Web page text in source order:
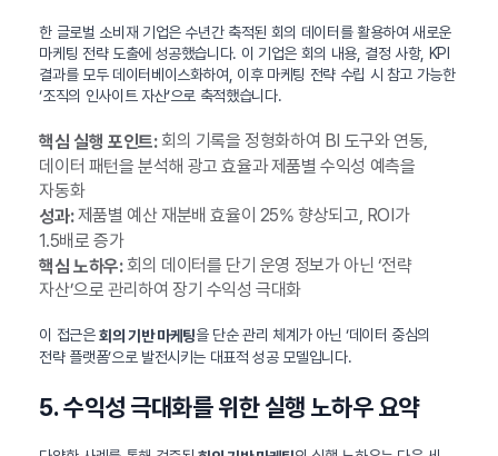
한 글로벌 소비재 기업은 수년간 축적된 회의 데이터를 활용하여 새로운
마케팅 전략 도출에 성공했습니다. 이 기업은 회의 내용, 결정 사항, KPI
결과를 모두 데이터베이스화하여, 이후 마케팅 전략 수립 시 참고 가능한
‘조직의 인사이트 자산’으로 축적했습니다.
핵심 실행 포인트:회의 기록을 정형화하여 BI 도구와 연동,
데이터 패턴을 분석해 광고 효율과 제품별 수익성 예측을
자동화
성과:제품별 예산 재분배 효율이 25% 향상되고, ROI가
1.5배로 증가
핵심 노하우:회의 데이터를 단기 운영 정보가 아닌 ‘전략
자산’으로 관리하여 장기 수익성 극대화
이 접근은회의 기반 마케팅을 단순 관리 체계가 아닌 ‘데이터 중심의
전략 플랫폼’으로 발전시키는 대표적 성공 모델입니다.
5. 수익성 극대화를 위한 실행 노하우 요약